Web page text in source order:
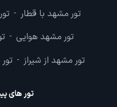
تور مشهد با قطار -
تور مشهد هوایی -
تور مشهد از شیراز -
تور های